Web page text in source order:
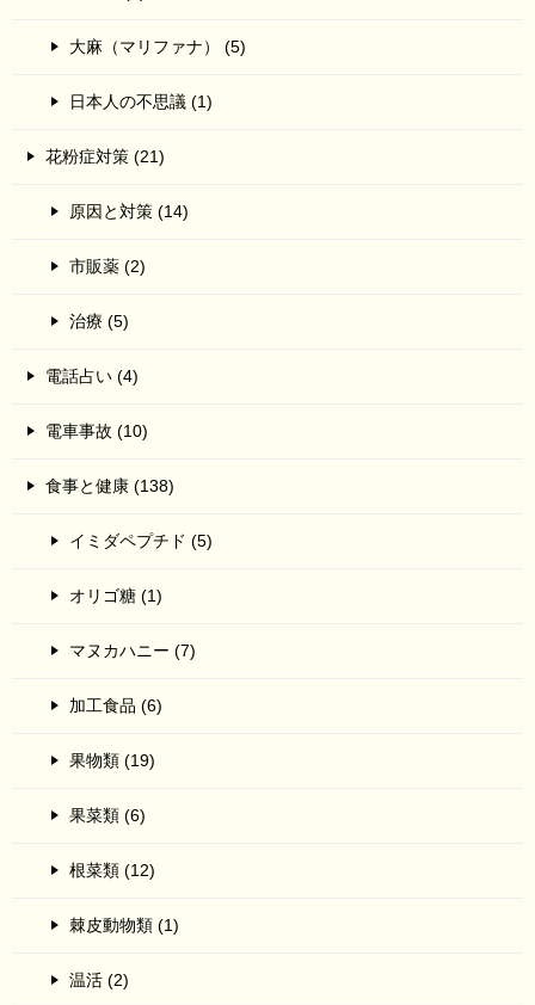
大麻（マリファナ） (5)
日本人の不思議 (1)
花粉症対策 (21)
原因と対策 (14)
市販薬 (2)
治療 (5)
電話占い (4)
電車事故 (10)
食事と健康 (138)
イミダペプチド (5)
オリゴ糖 (1)
マヌカハニー (7)
加工食品 (6)
果物類 (19)
果菜類 (6)
根菜類 (12)
棘皮動物類 (1)
温活 (2)